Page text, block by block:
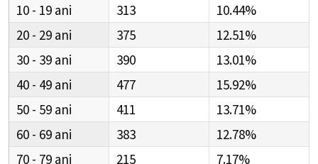
10 - 19
313
10.44%
20 - 29
375
12.51%
30 - 39
390
13.01%
40 - 49
477
15.92%
50 - 59
411
13.71%
60 - 69
383
12.78%
70 - 79
215
7.17%